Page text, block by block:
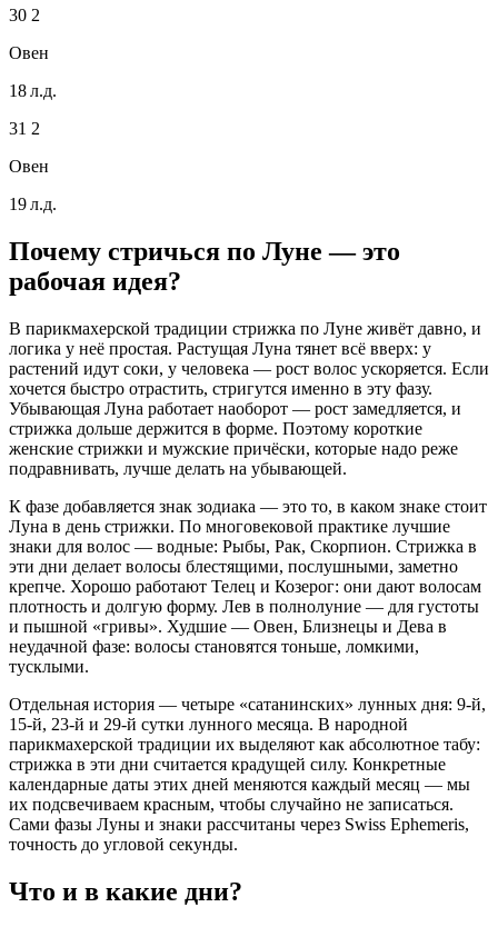
30 2
Овен
18 л.д.
31 2
Овен
19 л.д.
Почему стричься по Луне — это
рабочая идея?
В парикмахерской традиции стрижка по Луне живёт давно, и
логика у неё простая. Растущая Луна тянет всё вверх: у
растений идут соки, у человека — рост волос ускоряется. Если
хочется быстро отрастить, стригутся именно в эту фазу.
Убывающая Луна работает наоборот — рост замедляется, и
стрижка дольше держится в форме. Поэтому короткие
женские стрижки и мужские причёски, которые надо реже
подравнивать, лучше делать на убывающей.
К фазе добавляется знак зодиака — это то, в каком знаке стоит
Луна в день стрижки. По многовековой практике лучшие
знаки для волос — водные: Рыбы, Рак, Скорпион. Стрижка в
эти дни делает волосы блестящими, послушными, заметно
крепче. Хорошо работают Телец и Козерог: они дают волосам
плотность и долгую форму. Лев в полнолуние — для густоты
и пышной «гривы». Худшие — Овен, Близнецы и Дева в
неудачной фазе: волосы становятся тоньше, ломкими,
тусклыми.
Отдельная история — четыре «сатанинских» лунных дня: 9-й,
15-й, 23-й и 29-й сутки лунного месяца. В народной
парикмахерской традиции их выделяют как абсолютное табу:
стрижка в эти дни считается крадущей силу. Конкретные
календарные даты этих дней меняются каждый месяц — мы
их подсвечиваем красным, чтобы случайно не записаться.
Сами фазы Луны и знаки рассчитаны через Swiss Ephemeris,
точность до угловой секунды.
Что и в какие дни?